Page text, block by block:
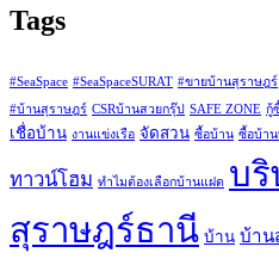
Tags
#SeaSpace #SeaSpaceSURAT #ขายบ้านสุราษฎร์
#บ้านสุราษฎร์ CSRบ้านสวยกรุ๊ป SAFE ZONE กู้
เชื่อบ้าน งานแข่งเรือ จัดสวน ซื้อบ้าน ซื้อบ้าน
ทาวน์โฮม ทำไมต้องเลือกบ้านแฝด บ
สุราษฎร์ธานี บ้าน บ้าน